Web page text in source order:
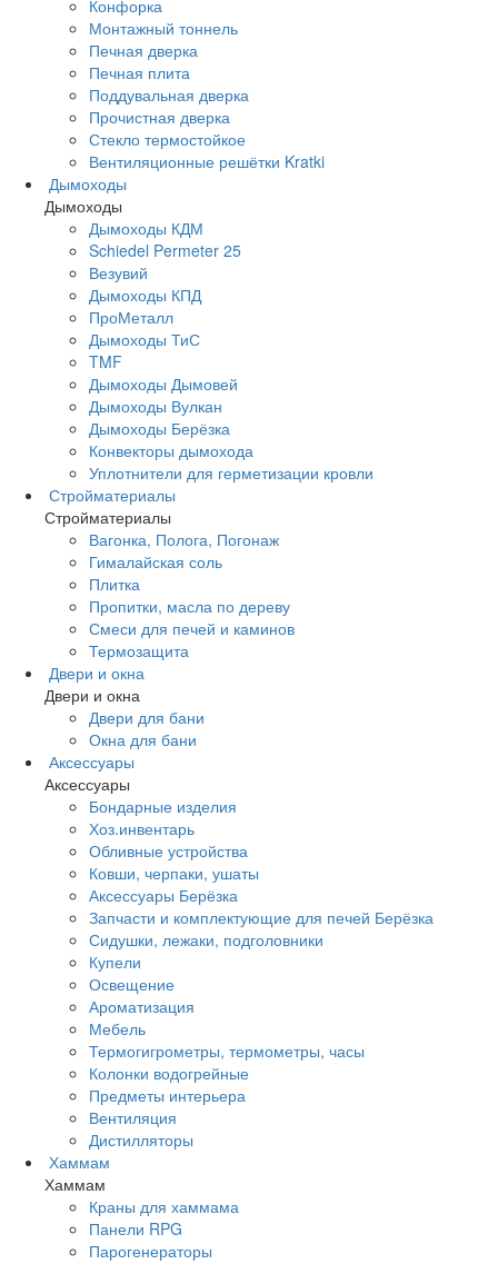
Конфорка
Монтажный тоннель
Печная дверка
Печная плита
Поддувальная дверка
Прочистная дверка
Стекло термостойкое
Вентиляционные решётки Kratki
Дымоходы
Дымоходы
Дымоходы КДМ
Schiedel Permeter 25
Везувий
Дымоходы КПД
ПроМеталл
Дымоходы ТиС
TMF
Дымоходы Дымовей
Дымоходы Вулкан
Дымоходы Берёзка
Конвекторы дымохода
Уплотнители для герметизации кровли
Стройматериалы
Стройматериалы
Вагонка, Полога, Погонаж
Гималайская соль
Плитка
Пропитки, масла по дереву
Смеси для печей и каминов
Термозащита
Двери и окна
Двери и окна
Двери для бани
Окна для бани
Аксессуары
Аксессуары
Бондарные изделия
Хоз.инвентарь
Обливные устройства
Ковши, черпаки, ушаты
Аксессуары Берёзка
Запчасти и комплектующие для печей Берёзка
Сидушки, лежаки, подголовники
Купели
Освещение
Ароматизация
Мебель
Термогигрометры, термометры, часы
Колонки водогрейные
Предметы интерьера
Вентиляция
Дистилляторы
Хаммам
Хаммам
Краны для хаммама
Панели RPG
Парогенераторы